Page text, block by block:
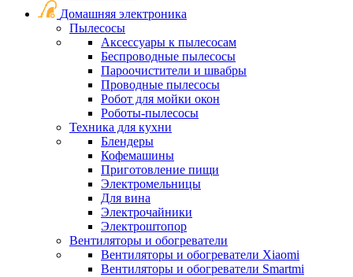
Домашняя электроника
Пылесосы
Аксессуары к пылесосам
Беспроводные пылесосы
Пароочистители и швабры
Проводные пылесосы
Робот для мойки окон
Роботы-пылесосы
Техника для кухни
Блендеры
Кофемашины
Приготовление пищи
Электромельницы
Для вина
Электрочайники
Электроштопор
Вентиляторы и обогреватели
Вентиляторы и обогреватели Xiaomi
Вентиляторы и обогреватели Smartmi